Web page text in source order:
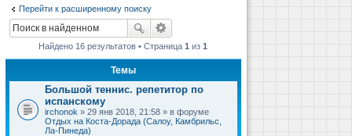
Перейти к расширенному поиску
Найдено 16 результатов • Страница1 из1
Темы
Большой теннис. репетитор по
испанскому
irchonok » 29 янв 2018, 21:58 » в форуме
Отдых на Коста-Дорада (Салоу, Камбрильс,
Ла-Пинеда)